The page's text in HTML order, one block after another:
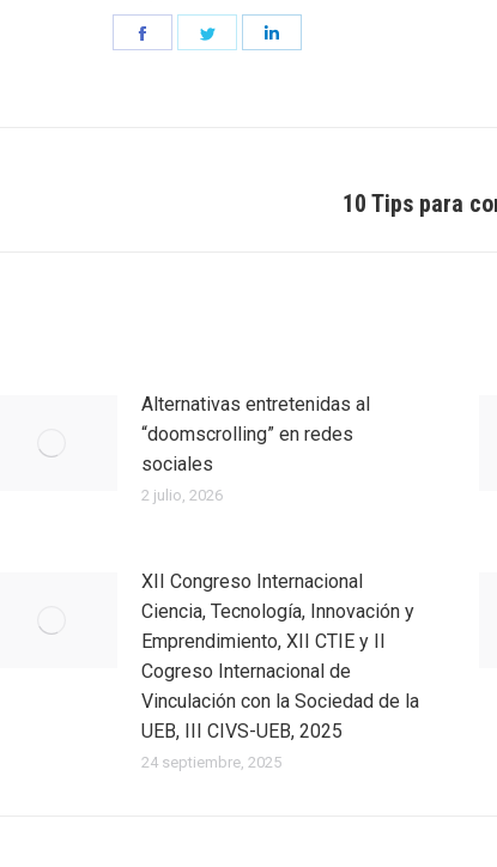
Share
10 Tips para
Alternativas entretenidas al
“doomscrolling” en redes
sociales
2 julio, 2026
XII Congreso Internacional
Ciencia, Tecnología, Innovación y
Emprendimiento, XII CTIE y II
Cogreso Internacional de
Vinculación con la Sociedad de la
UEB, III CIVS-UEB, 2025
24 septiembre, 2025